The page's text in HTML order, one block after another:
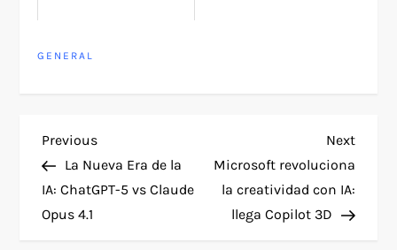
GENERAL
P
o
s
Previous
Post
Previous
La Nueva Era de la
IA: ChatGPT-5 vs Claude
Opus 4.1
Next
Post
Next
Microsoft revoluciona
la creatividad con IA:
llega Copilot 3D